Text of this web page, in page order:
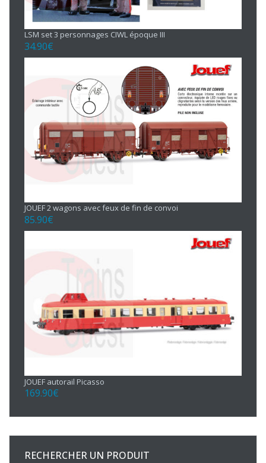
LSM set 3 personnages CIWL époque III
34.90€
JOUEF 2 wagons avec feux de fin de convoi
85.90€
JOUEF autorail Picasso
169.90€
RECHERCHER UN PRODUIT